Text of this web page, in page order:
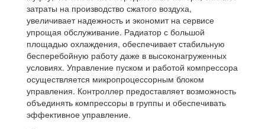
затраты на производство сжатого воздуха,
увеличивает надежность и экономит на сервисе
упрощая обслуживание. Радиатор с большой
площадью охлаждения, обеспечивает стабильную
бесперебойную работу даже в высоконагруженных
условиях. Управление пуском и работой компрессора
осуществляется микропроцессорным блоком
управления. Контроллер предоставляет возможность
объединять компрессоры в группы и обеспечивать
эффективное управление.